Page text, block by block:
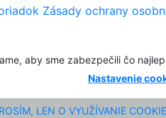
Zásady ochrany
aby sme zabezpečili čo
Nastavenie
LEN O VYUŽÍVANIE